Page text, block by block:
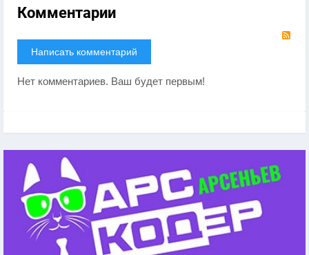
Комментарии
Написать комментарий
Нет комментариев. Ваш будет первым!